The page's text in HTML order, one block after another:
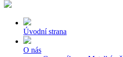
Úvodní strana
O nás